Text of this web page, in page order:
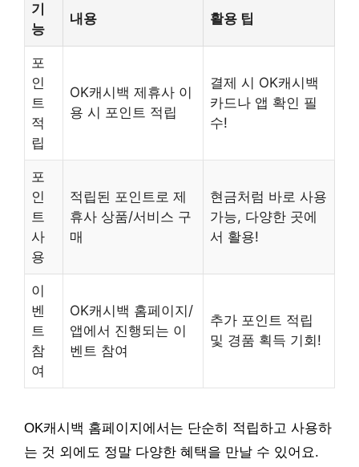
기
능
내용 활용 팁
포
인
트
적
립
OK캐시백 제휴사 이
용 시 포인트 적립
결제 시 OK캐시백
카드나 앱 확인 필
수!
포
인
트
사
용
적립된 포인트로 제
휴사 상품/서비스 구
매
현금처럼 바로 사용
가능, 다양한 곳에
서 활용!
이
벤
트
참
여
OK캐시백 홈페이지/
앱에서 진행되는 이
벤트 참여
추가 포인트 적립
및 경품 획득 기회!
OK캐시백 홈페이지에서는 단순히 적립하고 사용하
는 것 외에도 정말 다양한 혜택을 만날 수 있어요.